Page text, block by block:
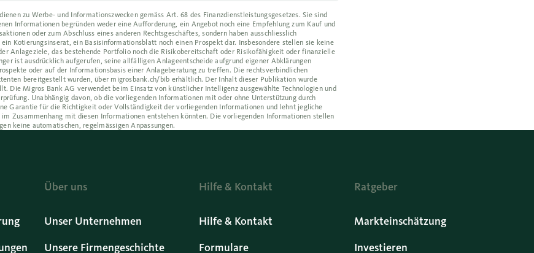
zu Werbe- und Informationszwecken gemäss Art. 68 des Finanzdienstleistungsgesetzes. Sie sind
Informationen begründen weder eine Aufforderung, ein Angebot noch eine Empfehlung zum Kauf und
oder zum Abschluss eines anderen Rechtsgeschäftes, sondern haben ausschliesslich
Kotierungsinserat, ein Basisinformationsblatt noch einen Prospekt dar. Insbesondere stellen sie keine
Anlageziele, das bestehende Portfolio noch die Risikobereitschaft oder Risikofähigkeit oder finanzielle
ist ausdrücklich aufgerufen, seine allfälligen Anlageentscheide aufgrund eigener Abklärungen
oder auf der Informationsbasis einer Anlageberatung zu treffen. Die rechtsverbindlichen
bereitgestellt wurden, über migrosbank.ch/bib erhältlich. Der Inhalt dieser Publikation wurde
Migros Bank AG verwendet beim Einsatz von künstlicher Intelligenz ausgewählte Technologien und
Unabhängig davon, ob die vorliegenden Informationen mit oder ohne Unterstützung durch
Garantie für die Richtigkeit oder Vollständigkeit der vorliegenden Informationen und lehnt jegliche
Zusammenhang mit diesen Informationen entstehen könnten. Die vorliegenden Informationen stellen
keine automatischen, regelmässigen Anpassungen.
Über uns
Unser Unternehmen
Unsere Firmengeschichte
Hilfe & Kontakt
Hilfe & Kontakt
Formulare
Ratgeber
Markteinschätzung
Investieren